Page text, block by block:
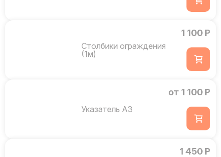
Столбики ограждения
(1м)
1 100 Р
Указатель А3
от 1 100 Р
1 450 Р